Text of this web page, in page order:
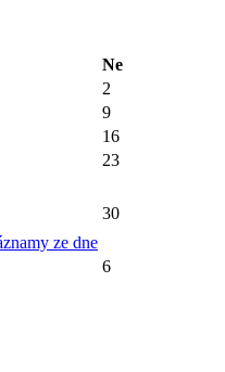
Ne
2
9
16
23
ze dne
30
6